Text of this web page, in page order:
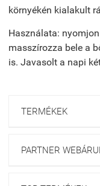
környékén kialakult
Használata:
masszírozza bele a
is. Javasolt a napi
TERMÉKEK
PARTNER